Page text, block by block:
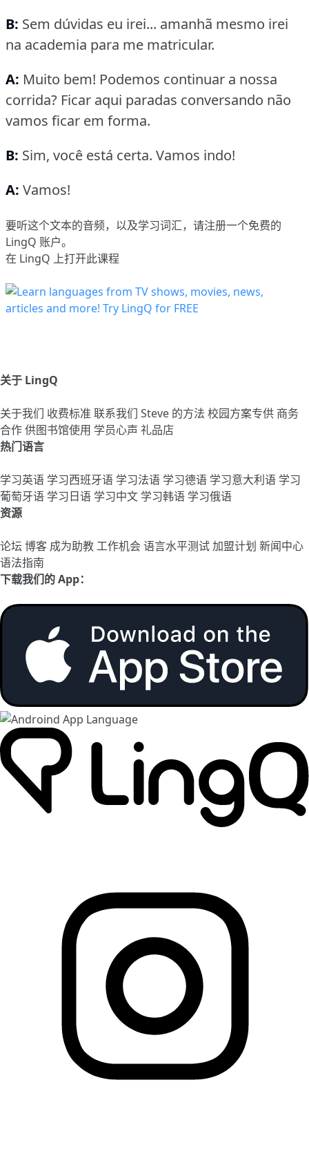
B: Sem dúvidas eu irei... amanhã mesmo irei
na academia para me matricular.
A: Muito bem! Podemos continuar a nossa
corrida? Ficar aqui paradas conversando não
vamos ficar em forma.
B: Sim, você está certa. Vamos indo!
A: Vamos!
要听这个文本的音频，以及学习词汇，请注册一个免费的
LingQ 账户。
在 LingQ 上打开此课程
关于 LingQ
关于我们 收费标准 联系我们 Steve 的方法 校园方案专供 商务
合作供图书馆使用 学员心声 礼品店
热门语言
学习英语 学习西班牙语 学习法语 学习德语 学习意大利语 学习
葡萄牙语 学习日语 学习中文 学习韩语 学习俄语
资源
论坛 博客 成为助教工作机会语言水平测试加盟计划 新闻中心
语法指南
下载我们的 App：